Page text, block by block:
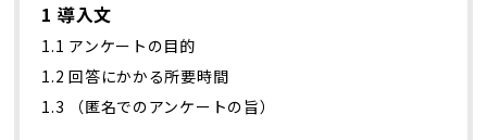
1 導入文
1.1 アンケートの目的
1.2 回答にかかる所要時間
1.3 （匿名でのアンケートの旨）